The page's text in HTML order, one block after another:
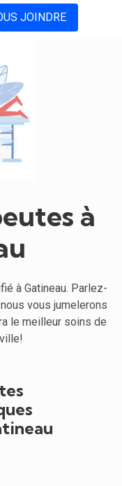
JOINDRE
à
à Gatineau. Parlez-
vous jumelerons
le meilleur soins de